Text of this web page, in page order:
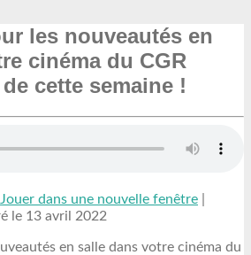
les nouveautés en
cinéma du CGR
cette semaine !
Jouer dans une nouvelle fenêtre
le 13 avril 2022
en salle dans votre cinéma du